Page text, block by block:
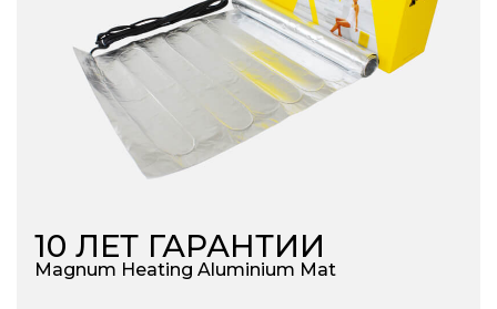
10 ЛЕТ ГАРАНТИИ
Magnum Heating Aluminium Mat